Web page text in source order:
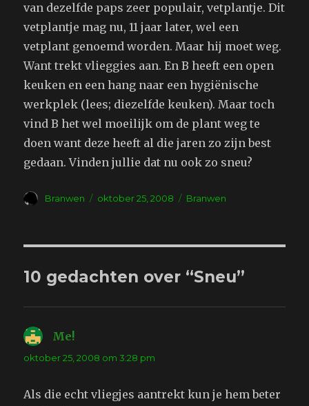
van dezelfde paps zeer populair, vetplantje. Dit
vetplantje mag nu, 11 jaar later, wel een
vetplant genoemd worden. Maar hij moet weg.
Want trekt vlieggies aan. En B heeft een open
keuken en een hang naar een hygiënische
werkplek (lees; diezelfde keuken). Maar toch
vind B het wel moeilijk om de plant weg te
doen want deze heeft al die jaren zo zijn best
gedaan. Vinden jullie dat nu ook zo sneu?
Auteur
Branwen
Geplaatst
oktober 25, 2008 Tags
Branwen
10 gedachten over “Sneu”
Me!
oktober 25, 2008 om 3:28 pm
Als die echt vliegjes aantrekt kun je hem beter